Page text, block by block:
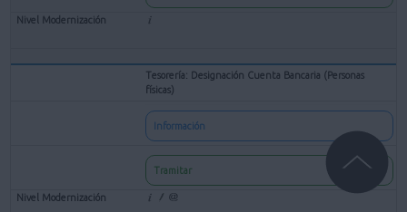
Tesorería: Designación Cuenta Bancaria (Personas
físicas)
Información
Tramitar